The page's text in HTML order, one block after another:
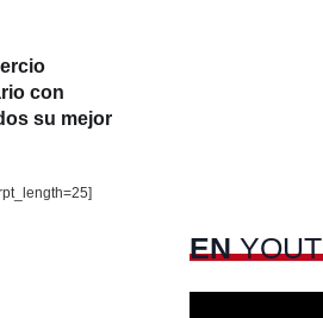
con
su mejor
EN